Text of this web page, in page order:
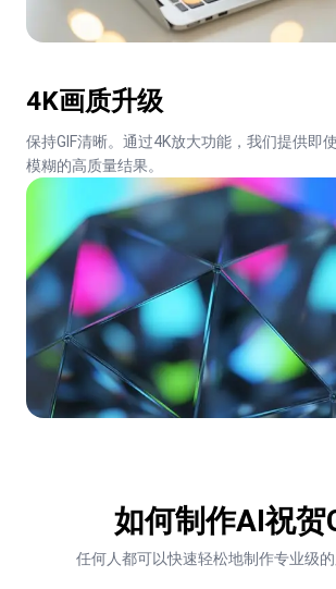
4K画质升级
保持GIF清晰。通过4K放大功能，我们提供即
模糊的高质量结果。
如何制作AI祝贺
任何人都可以快速轻松地制作专业级的